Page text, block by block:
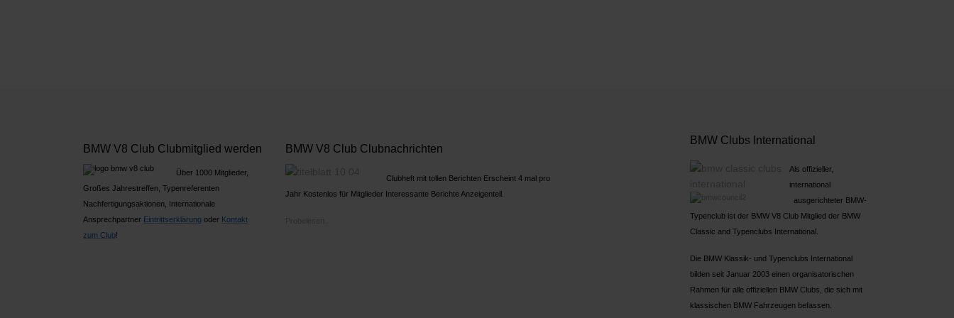
BMW V8 Club Clubmitglied werden
Über 1000 Mitglieder,
Großes Jahrestreffen, Typenreferenten
Nachfertigungsaktionen, Internationale
Ansprechpartner Eintrittserklärung oder Kontakt
zum Club!
BMW V8 Club Clubnachrichten
Clubheft mit tollen Berichten Erscheint 4 mal pro
Jahr Kostenlos für Mitglieder Interessante Berichte Anzeigenteil.
BMW Clubs International
Als offizieller,
international
ausgerichteter BMW-
Typenclub ist der BMW V8 Club Mitglied der BMW
Classic and Typenclubs International.
Die BMW Klassik- und Typenclubs International
bilden seit Januar 2003 einen organisatorischen
Rahmen für alle offiziellen BMW Clubs, die sich mit
klassischen BMW Fahrzeugen befassen.